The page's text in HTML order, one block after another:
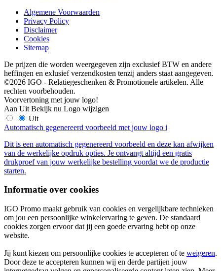
Algemene Voorwaarden
Privacy Policy
Disclaimer
Cookies
Sitemap
De prijzen die worden weergegeven zijn exclusief BTW en andere
heffingen en exlusief verzendkosten tenzij anders staat aangegeven.
©2026 IGO - Relatiegeschenken & Promotionele artikelen. Alle
rechten voorbehouden.
Voorvertoning met jouw logo!
Aan Uit Bekijk nu Logo wijzigen
Uit
Automatisch gegenereerd voorbeeld met jouw logo i
Dit is een automatisch gegenereerd voorbeeld en deze kan afwijken
van de werkelijke opdruk opties. Je ontvangt altijd een gratis
drukproef van jouw werkelijke bestelling voordat we de productie
starten.
Informatie over cookies
IGO Promo maakt gebruik van cookies en vergelijkbare technieken
om jou een persoonlijke winkelervaring te geven. De standaard
cookies zorgen ervoor dat jij een goede ervaring hebt op onze
website.
Jij kunt kiezen om persoonlijke cookies te accepteren of te weigeren.
Door deze te accepteren kunnen wij en derde partijen jouw